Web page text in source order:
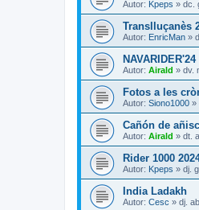
Autor: Kpeps » dc.
Translluçanès
Autor: EnricMan »
Autor: Airald » dv.
Fotos a les
Autor: Siono1000 »
Cañón de
Autor: Airald » dt.
Rider 1000
Autor: Kpeps » dj.
India Ladakh
Autor: Cesc » dj.